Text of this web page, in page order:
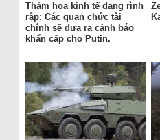
Thảm họa kinh tế đang rình
rập: Các quan chức tài
chính sẽ đưa ra cảnh báo
khẩn cấp cho Putin.